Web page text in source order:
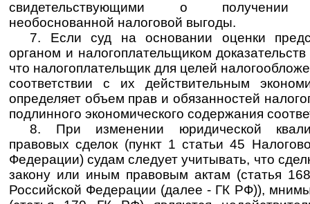
свидетельствующими о получении
необоснованной налоговой выгоды.
7. Если суд на основании оценки
органом и налогоплательщиком
что налогоплательщик для целей
соответствии с их действительным
определяет объем прав и обязанностей
подлинного экономического содержания
8. При изменении юридической
правовых сделок (пункт 1 статьи 45
Федерации) судам следует учитывать, что
закону или иным правовым актам (статья
Российской Федерации (далее - ГК РФ)),